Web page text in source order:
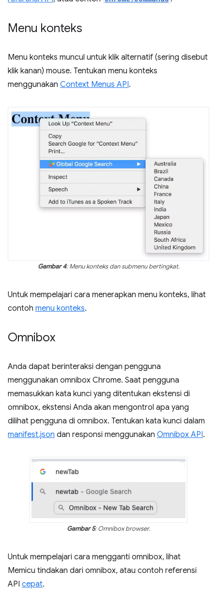
Menu konteks
Menu konteks muncul untuk klik alternatif (sering disebut
klik kanan) mouse. Tentukan menu konteks
menggunakan Context Menus API.
Gambar 4: Menu konteks dan submenu bertingkat.
Untuk mempelajari cara menerapkan menu konteks, lihat
contoh menu konteks.
Omnibox
Anda dapat berinteraksi dengan pengguna
menggunakan omnibox Chrome. Saat pengguna
memasukkan kata kunci yang ditentukan ekstensi di
omnibox, ekstensi Anda akan mengontrol apa yang
dilihat pengguna di omnibox. Tentukan kata kunci dalam
manifest.json dan responsi menggunakan Omnibox API.
Gambar 5: Omnibox browser.
Untuk mempelajari cara mengganti omnibox, lihat
Memicu tindakan dari omnibox, atau contoh referensi
API cepat.